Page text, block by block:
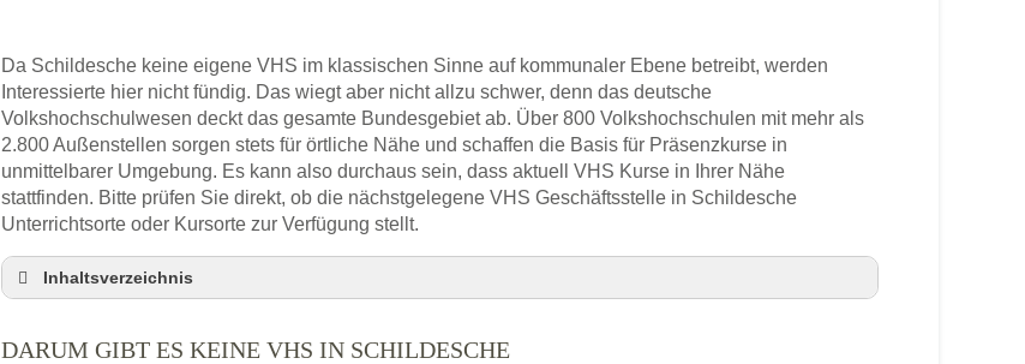
Da Schildesche keine eigene VHS im klassischen Sinne auf kommunaler Ebene betreibt, werden
Interessierte hier nicht fündig. Das wiegt aber nicht allzu schwer, denn das deutsche
Volkshochschulwesen deckt das gesamte Bundesgebiet ab. Über 800 Volkshochschulen mit mehr als
2.800 Außenstellen sorgen stets für örtliche Nähe und schaffen die Basis für Präsenzkurse in
unmittelbarer Umgebung. Es kann also durchaus sein, dass aktuell VHS Kurse in Ihrer Nähe
stattfinden. Bitte prüfen Sie direkt, ob die nächstgelegene VHS Geschäftsstelle in Schildesche
Unterrichtsorte oder Kursorte zur Verfügung stellt.
Inhaltsverzeichnis
3 schnelle Tipps
DARUM GIBT ES KEINE VHS IN SCHILDESCHE